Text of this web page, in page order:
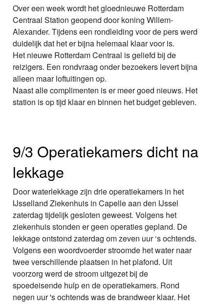
Over een week wordt het gloednieuwe Rotterdam
Centraal Station geopend door koning Willem-
Alexander. Tijdens een rondleiding voor de pers werd
duidelijk dat het er bijna helemaal klaar voor is.
Het nieuwe Rotterdam Centraal is geliefd bij de
reizigers. Een rondvraag onder bezoekers levert bijna
alleen maar loftuitingen op.
Naast alle complimenten is er meer goed nieuws. Het
station is op tijd klaar en binnen het budget gebleven.
9/3 Operatiekamers dicht na
lekkage
Door waterlekkage zijn drie operatiekamers in het
IJsselland Ziekenhuis in Capelle aan den IJssel
zaterdag tijdelijk gesloten geweest. Volgens het
ziekenhuis stonden er geen operaties gepland. De
lekkage ontstond zaterdag om zeven uur ‘s ochtends.
Volgens een woordvoerder stroomde het water naar
twee verschillende plaatsen in het plafond. Uit
voorzorg werd de stroom uitgezet bij de
spoedeisende hulp en de operatiekamers. Rond
negen uur 's ochtends was de brandweer klaar. Het